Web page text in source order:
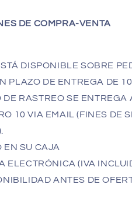
DE COMPRA-VENTA
DISPONIBLE SOBRE
PLAZO DE ENTREGA DE
RASTREO SE ENTREGA
10 VIA EMAIL (FINES DE
EN SU CAJA
ELECTRÓNICA (IVA
ANTES DE